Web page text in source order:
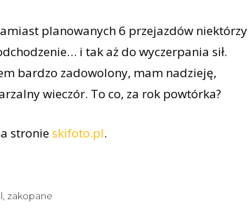
planowanych 6 przejazdów niektórzy
i tak aż do wyczerpania sił.
bardzo zadowolony, mam nadzieję,
wieczór. To co, za rok powtórka?
stronieskifoto.pl.
zakopane